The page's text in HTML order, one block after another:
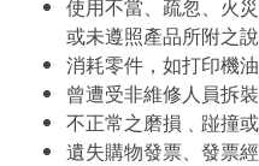
使用不當、疏忽、火
或未遵照產品所附之
消耗零件，如打印機
曾遭受非維修人員拆裝
不正常之磨損﹑踫撞或
遺失購物發票、發票